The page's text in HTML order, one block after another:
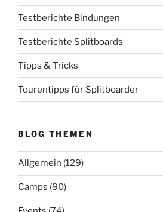
Testberichte Bindungen
Testberichte Splitboards
Tipps & Tricks
Tourentipps für Splitboarder
BLOG THEMEN
Allgemein (129)
Camps (90)